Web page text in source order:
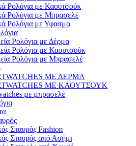
Ρολόγια με Καουτσούκ
Ρολόγια με Μπρασελέ
Ρολόγια με Υφασμα
Ρολόγια με Δέρμα
Ρολόγια με Καουτσούκ
Ρολόγια με Μπρασελέ
ΜΕ ΔΕΡΜΑ
ΜΕ ΚΑΟΥΤΣΟΥΚ
με μπρασελέ
Σταυρός Fashion
Σταυρός από Ασήμι